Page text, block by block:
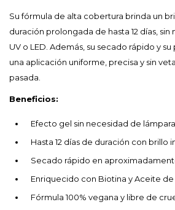
Su fórmula de alta cobertura brinda un
duración prolongada de hasta 12 días,
UV o LED. Además, su secado rápido y
una aplicación uniforme, precisa y sin
pasada.
Beneficios:
Efecto gel sin necesidad de lámpara
Hasta 12 días de duración con brillo
Secado rápido en
Enriquecido con Biotina y Aceite de
Fórmula 100% vegana y libre de